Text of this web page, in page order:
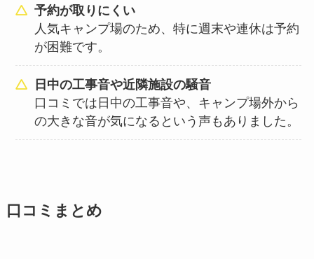
予約が取りにくい
人気キャンプ場のため、特に週末や連休は予約
が困難です。
日中の工事音や近隣施設の騒音
口コミでは日中の工事音や、キャンプ場外から
の大きな音が気になるという声もありました。
口コミまとめ